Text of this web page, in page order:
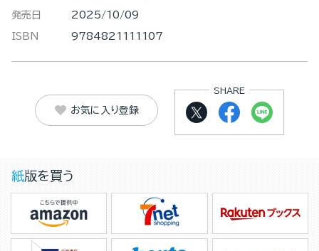
発売日 2025/10/09
ISBN 9784821111107
お気に入り登録
SHARE
紙版を買う